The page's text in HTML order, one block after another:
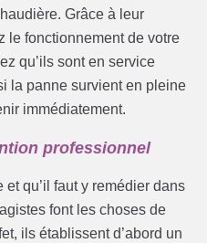
Grâce à leur
le fonctionnement de votre
qu’ils sont en service
la panne survient en pleine
immédiatement.
professionnel
qu’il faut y remédier dans
font les choses de
ils établissent d’abord un